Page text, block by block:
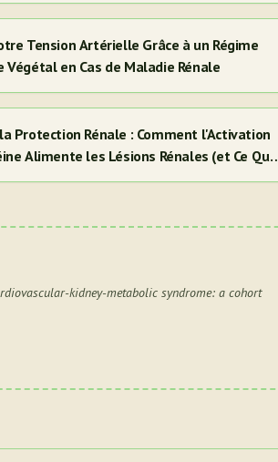
Tension Artérielle Grâce à un Régime
en Cas de Maladie Rénale
Protection Rénale : Comment l'Activation
Alimente les Lésions Rénales (et Ce Que
Pour Vous)
kidney-metabolic syndrome: a cohort